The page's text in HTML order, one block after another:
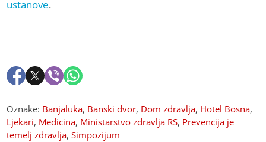
ustanove.
Oznake: Banjaluka, Banski dvor, Dom zdravlja, Hotel Bosna,
Ljekari, Medicina, Ministarstvo zdravlja RS, Prevencija je
temelj zdravlja,Simpozijum